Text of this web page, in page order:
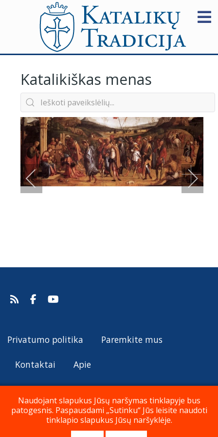
Katalikiškas menas
Privatumo politika Paremkite mus
Kontaktai Apie
© Katalikų Tradicija 2019 - 2026
Naudojant slapukus Jūsų naršymas tinklapyje bus
patogesnis. Paspausdami „Sutinku“ Jūs leisite naudoti
tinklapio slapukus Jūsų naršyklėje.